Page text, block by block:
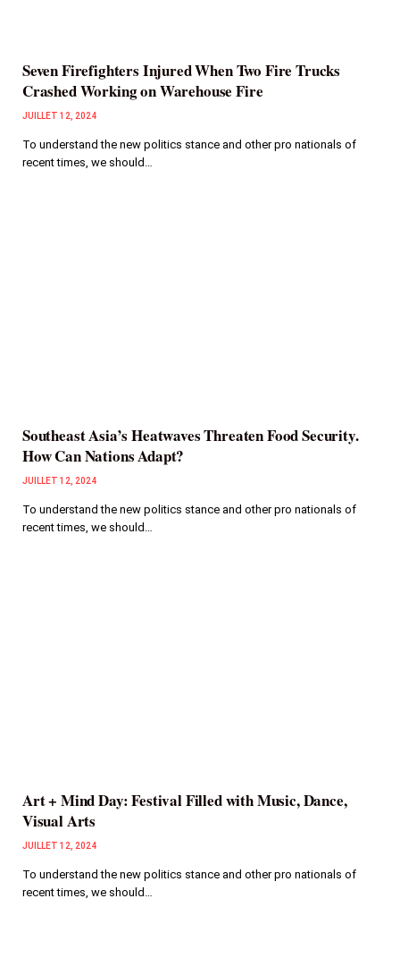
Seven Firefighters Injured When Two Fire Trucks
Crashed Working on Warehouse Fire
JUILLET 12, 2024
To understand the new politics stance and other pro nationals of
recent times, we should…
Southeast Asia’s Heatwaves Threaten Food Security.
How Can Nations Adapt?
JUILLET 12, 2024
To understand the new politics stance and other pro nationals of
recent times, we should…
Art + Mind Day: Festival Filled with Music, Dance,
Visual Arts
JUILLET 12, 2024
To understand the new politics stance and other pro nationals of
recent times, we should…